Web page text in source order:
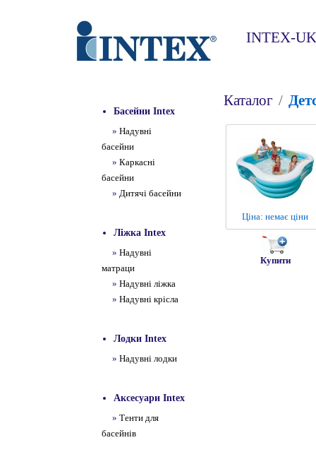
INTEX-
Басейни Intex
» Надувні
басейни
» Каркасні
басейни
» Дитячі басейни
Ліжка Intex
» Надувні
матраци
» Надувні ліжка
» Надувні крісла
Лодки Intex
» Надувні лодки
Аксесуари Intex
» Тенти для
басейнів
Каталог /
Ціна: немає ціни
Купити